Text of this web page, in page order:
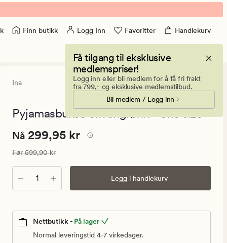
Finn butikk Logg Inn Favoritter Handlekurv
Få tilgang til eksklusive
medlemspriser!
Logg inn eller bli medlem for å få fri frakt
fra 799,- og eksklusive medlemstilbud.
Bli medlem / Logg inn
Ina
2
en
5
Pyjamasbukse olivengrønn - one size
Nåværende
299,95
kr.
Vanlig
pris
Nåværende pris
Nå 299,95 kr
Vanlig pris 599,90 kr
Før599,90 kr
Antall Legg i handlekurv
Nettbutikk - På lager
Normal leveringstid 4-7 virkedager.